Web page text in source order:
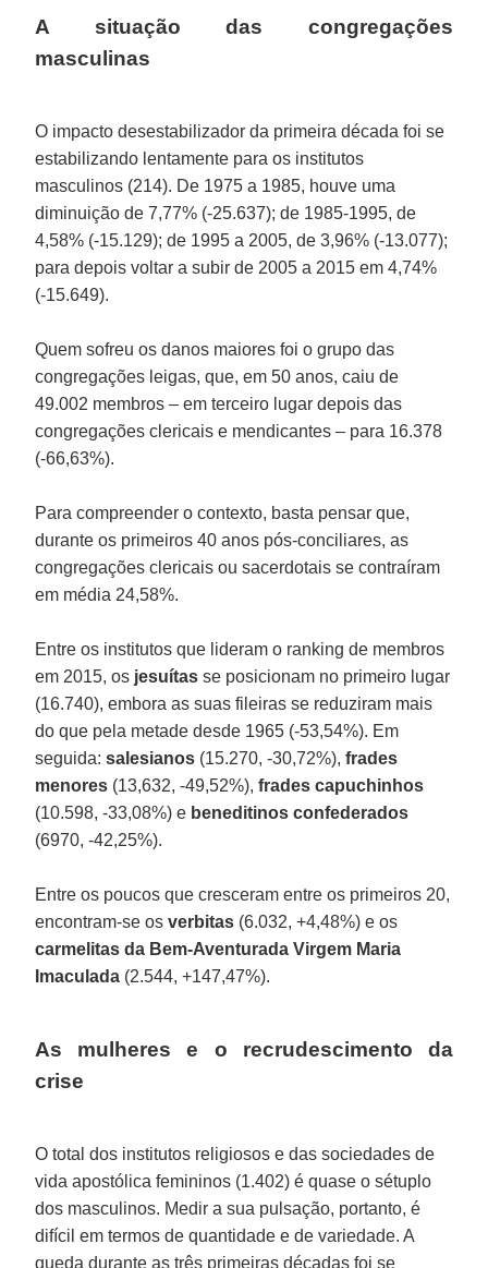
A situação das congregações
masculinas
O impacto desestabilizador da primeira década foi se
estabilizando lentamente para os institutos
masculinos (214). De 1975 a 1985, houve uma
diminuição de 7,77% (-25.637); de 1985-1995, de
4,58% (-15.129); de 1995 a 2005, de 3,96% (-13.077);
para depois voltar a subir de 2005 a 2015 em 4,74%
(-15.649).
Quem sofreu os danos maiores foi o grupo das
congregações leigas, que, em 50 anos, caiu de
49.002 membros – em terceiro lugar depois das
congregações clericais e mendicantes – para 16.378
(-66,63%).
Para compreender o contexto, basta pensar que,
durante os primeiros 40 anos pós-conciliares, as
congregações clericais ou sacerdotais se contraíram
em média 24,58%.
Entre os institutos que lideram o ranking de membros
em 2015, os jesuítas se posicionam no primeiro lugar
(16.740), embora as suas fileiras se reduziram mais
do que pela metade desde 1965 (-53,54%). Em
seguida:salesianos (15.270, -30,72%),frades
menores (13,632, -49,52%),frades capuchinhos
(10.598, -33,08%) e beneditinos confederados
(6970, -42,25%).
Entre os poucos que cresceram entre os primeiros 20,
encontram-se osverbitas (6.032, +4,48%) e os
carmelitas da Bem-Aventurada Virgem Maria
Imaculada (2.544, +147,47%).
As mulheres e o recrudescimento da
crise
O total dos institutos religiosos e das sociedades de
vida apostólica femininos (1.402) é quase o sétuplo
dos masculinos. Medir a sua pulsação, portanto, é
difícil em termos de quantidade e de variedade. A
queda durante as três primeiras décadas foi se